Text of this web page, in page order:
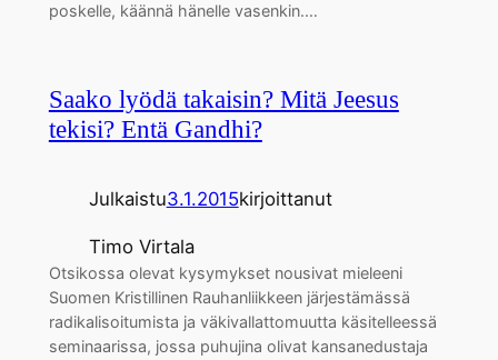
poskelle, käännä hänelle vasenkin.…
Saako lyödä takaisin? Mitä Jeesus
tekisi? Entä Gandhi?
Julkaistu3.1.2015kirjoittanut
Timo Virtala
Otsikossa olevat kysymykset nousivat mieleeni
Suomen Kristillinen Rauhanliikkeen järjestämässä
radikalisoitumista ja väkivallattomuutta käsitelleessä
seminaarissa, jossa puhujina olivat kansanedustaja